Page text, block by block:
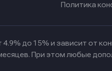
Политика
4.9% до 15% и зависит от
При этом любые